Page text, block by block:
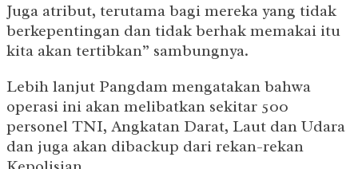
Juga atribut, terutama bagi mereka yang tidak
berkepentingan dan tidak berhak memakai itu
kita akan tertibkan” sambungnya.
Lebih lanjut Pangdam mengatakan bahwa
operasi ini akan melibatkan sekitar 500
personel TNI, Angkatan Darat, Laut dan Udara
dan juga akan dibackup dari rekan-rekan